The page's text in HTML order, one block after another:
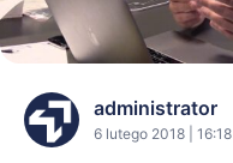
administrator
6 lutego 2018 | 16:18